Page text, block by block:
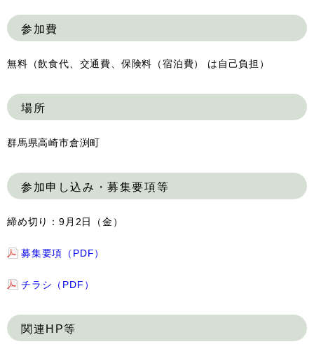
参加費
無料（飲食代、交通費、保険料（宿泊費） は自己負担）
場所
群馬県高崎市倉渕町
参加申し込み・募集要項等
締め切り：9月2日（金）
募集要項（PDF）
チラシ（PDF）
関連HP等